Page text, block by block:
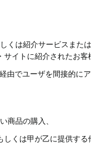
くは紹介サービスまた
イトに紹介されたお客
由でユーザを間接的に
商品の購入、
くは甲が乙に提供す